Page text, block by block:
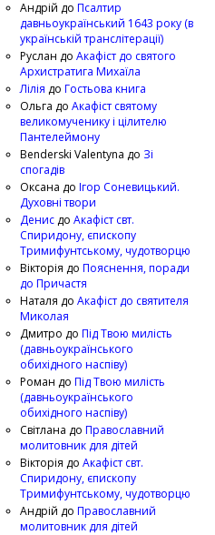
Андрій до Псалтир
давньоукраїнський 1643 року (в
українській транслітерації)
Руслан до Акафіст до святого
Архистратига Михаїла
Лілія до Гостьова книга
Ольга до Акафіст святому
великомученику і цілителю
Пантелеймону
Benderski Valentyna до Зі
спогадів
Оксана до Ігор Соневицький.
Духовні твори
Денис до Акафіст свт.
Спиридону, єпископу
Тримифунтському, чудотворцю
Вікторія до Пояснення, поради
до Причастя
Наталя до Акафіст до святителя
Миколая
Дмитро до Під Твою милість
(давньоукраїнського
обихідного наспіву)
Роман до Під Твою милість
(давньоукраїнського
обихідного наспіву)
Світлана до Православний
молитовник для дітей
Вікторія до Акафіст свт.
Спиридону, єпископу
Тримифунтському, чудотворцю
Андрій до Православний
молитовник для дітей